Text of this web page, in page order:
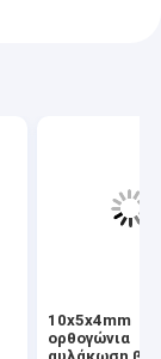
10x5x4mm
ορθογώνια